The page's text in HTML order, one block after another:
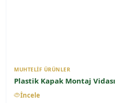
MUHTELIF ÜRÜNLER
Plastik Kapak Montaj Vidası
İncele